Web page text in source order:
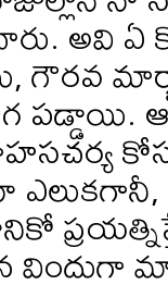
అవి
విందుగా